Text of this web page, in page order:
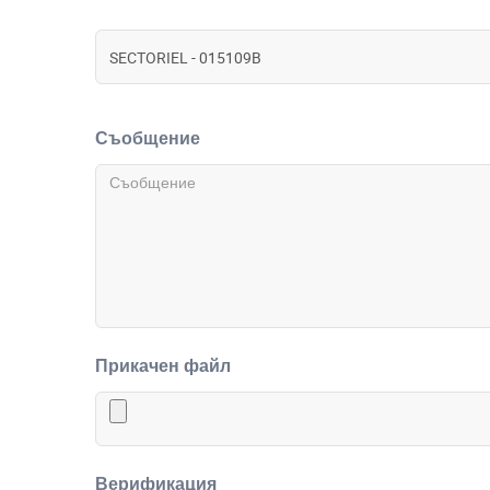
Съобщение
Прикачен файл
Верификация